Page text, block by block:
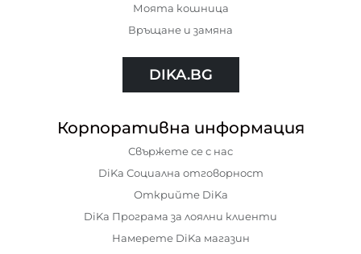
Моята кошница
Връщане и замяна
DIKA.BG
Корпоративна информация
Свържете се с нас
DiKa Социална отговорност
Открийте DiKa
DiKa Програма за лоялни клиенти
Намерете DiKa магазин